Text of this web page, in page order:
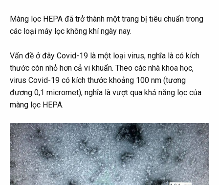
Màng lọc HEPA đã trở thành một trang bị tiêu chuẩn trong
các loại máy lọc không khí ngày nay.
Vấn đề ở đây Covid-19 là một loại virus, nghĩa là có kích
thước còn nhỏ hơn cả vi khuẩn. Theo các nhà khoa học,
virus Covid-19 có kích thước khoảng 100 nm (tương
đương 0,1 micromet), nghĩa là vượt qua khả năng lọc của
màng lọc HEPA.